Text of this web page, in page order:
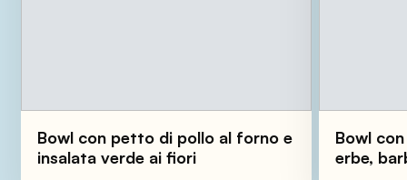
Bowl con petto di pollo al forno e
insalata verde ai fiori
Bowl
erbe,